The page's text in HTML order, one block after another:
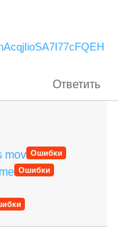
Ответить
mov Ошибки
Ошибки